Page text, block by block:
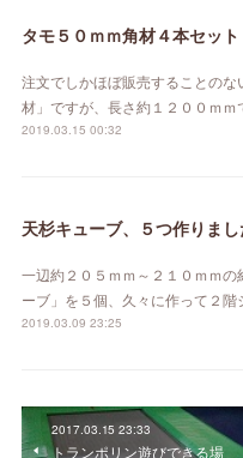
タモ５０ｍｍ角材４本セット
注文でしかほぼ販売することのな
材」ですが、長さ約１２００ｍｍ
2019.03.15 00:32
天杉キューブ、５つ作りまし
一辺約２０５ｍｍ～２１０ｍｍの
ーブ」を５個、久々に作って２階
2019.03.09 23:25
2017.03.15 23:33
トランポリン遊びできる場